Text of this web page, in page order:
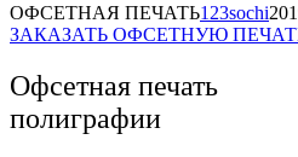
ОФСЕТНАЯ ПЕЧАТЬ123sochi
ЗАКАЗАТЬ ОФСЕТНУЮ
Офсетная печать
полиграфии